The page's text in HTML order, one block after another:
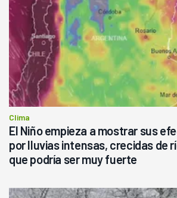
Clima
El Niño empieza a mostrar sus
por lluvias intensas, crecidas de
que podría ser muy fuerte